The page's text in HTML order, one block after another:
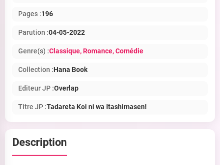
Pages :196
Parution :04-05-2022
Genre(s) :Classique, Romance, Comédie
Collection :Hana Book
Editeur JP :Overlap
Titre JP :Tadareta Koi ni wa Itashimasen!
Description